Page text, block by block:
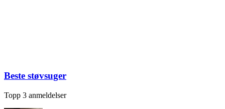
Beste støvsuger
Topp 3 anmeldelser